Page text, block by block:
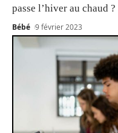
passe l’hiver au chaud ?
Bébé 9 février 2023